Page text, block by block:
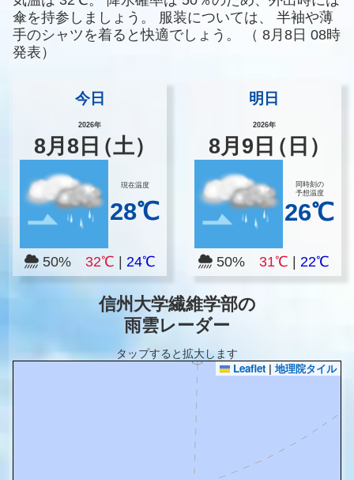
傘を持参しましょう。
服装については、
半袖や薄
手のシャツを着ると快適でしょう。
（ 8月8日 08時
発表）
今日
2026年
8月8 日（土）
現在温度
28℃
50% 32℃ 24℃
明日
2026年
8月 9 日（日）
同時刻の
予想温度
26℃
50% 31℃ |22℃
信州大学繊維学部の
雨雲レーダー
タップすると拡大します
Leaflet | 地理院タイル